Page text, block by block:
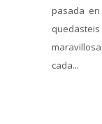
pasada
cada...